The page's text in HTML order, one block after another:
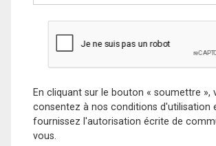
En cliquant sur le bouton « soumettre »,
consentez à nos conditions d'utilisation
fournissez l'autorisation écrite de
vous.